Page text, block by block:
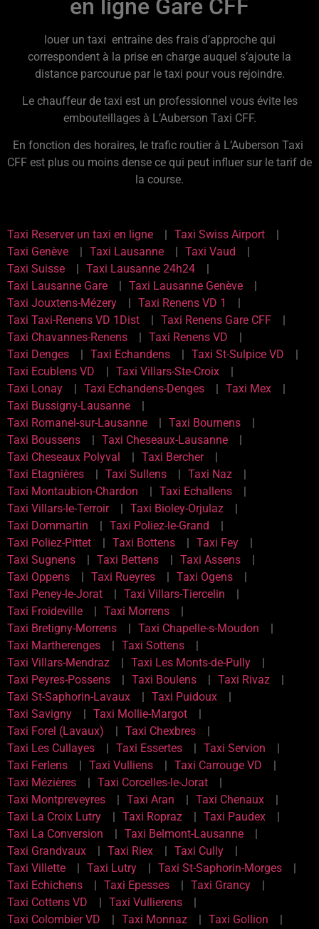
en ligne Gare CFF
louer un taxi entraîne des frais d’approche qui
correspondent à la prise en charge auquel s’ajoute la
distance parcourue par le taxi pour vous rejoindre.
Le chauffeur de taxi est un professionnel vous évite les
embouteillages à L’Auberson Taxi CFF.
En fonction des horaires, le trafic routier à L’Auberson Taxi
CFF est plus ou moins dense ce qui peut influer sur le tarif de
la course.
Taxi Reserver un taxi en ligne
Taxi Swiss Airport
Taxi Genève
Taxi Lausanne
Taxi Vaud
Taxi Suisse
Taxi Lausanne 24h24
Taxi Lausanne Gare
Taxi Lausanne Genève
Taxi Jouxtens-Mézery
Taxi Renens VD 1
Taxi Taxi-Renens VD 1Dist
Taxi Renens Gare CFF
Taxi Chavannes-Renens
Taxi Renens VD
Taxi Denges
Taxi Echandens
Taxi St-Sulpice VD
Taxi Ecublens VD
Taxi Villars-Ste-Croix
Taxi Lonay
Taxi Echandens-Denges
Taxi Mex
Taxi Bussigny-Lausanne
Taxi Romanel-sur-Lausanne
Taxi Bournens
Taxi Boussens
Taxi Cheseaux-Lausanne
Taxi Cheseaux Polyval
Taxi Bercher
Taxi Etagnières
Taxi Sullens
Taxi Naz
Taxi Montaubion-Chardon
Taxi Echallens
Taxi Villars-le-Terroir
Taxi Bioley-Orjulaz
Taxi Dommartin
Taxi Poliez-le-Grand
Taxi Poliez-Pittet
Taxi Bottens
Taxi Fey
Taxi Sugnens
Taxi Bettens
Taxi Assens
Taxi Oppens
Taxi Rueyres
Taxi Ogens
Taxi Peney-le-Jorat
Taxi Villars-Tiercelin
Taxi Froideville
Taxi Morrens
Taxi Bretigny-Morrens
Taxi Chapelle-s-Moudon
Taxi Martherenges
Taxi Sottens
Taxi Villars-Mendraz
Taxi Les Monts-de-Pully
Taxi Peyres-Possens
Taxi Boulens
Taxi Rivaz
Taxi St-Saphorin-Lavaux
Taxi Puidoux
Taxi Savigny
Taxi Mollie-Margot
Taxi Forel (Lavaux)
Taxi Chexbres
Taxi Les Cullayes
Taxi Essertes
Taxi Servion
Taxi Ferlens
Taxi Vulliens
Taxi Carrouge VD
Taxi Mézières
Taxi Corcelles-le-Jorat
Taxi Montpreveyres
Taxi Aran
Taxi Chenaux
Taxi La Croix Lutry
Taxi Ropraz
Taxi Paudex
Taxi La Conversion
Taxi Belmont-Lausanne
Taxi Grandvaux
Taxi Riex
Taxi Cully
Taxi Villette
Taxi Lutry
Taxi St-Saphorin-Morges
Taxi Echichens
Taxi Epesses
Taxi Grancy
Taxi Cottens VD
Taxi Vullierens
Taxi Colombier VD
Taxi Monnaz
Taxi Gollion